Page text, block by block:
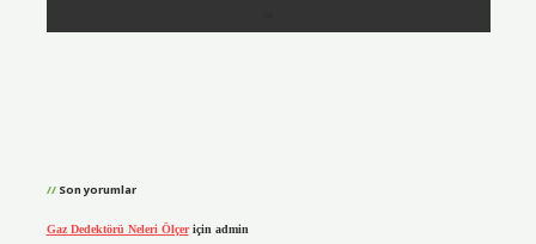
Son yorumlar
Gaz Dedektörü Neleri Ölçeriçin admin